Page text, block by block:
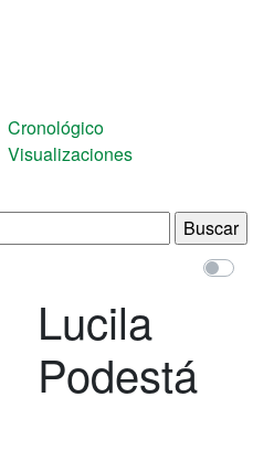
Cronológico
Visualizaciones
Lucila
Podestá